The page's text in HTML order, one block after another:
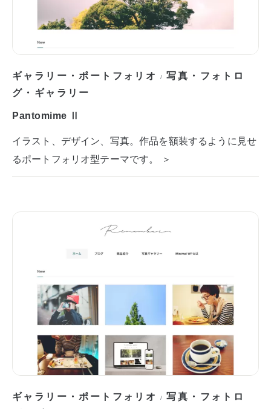
ギャラリー・ポートフォリオ /写真・フォトロ
グ・ギャラリー
Pantomime Ⅱ
イラスト、デザイン、写真。作品を額装するように見せ
るポートフォリオ型テーマです。 ＞
ギャラリー・ポートフォリオ /写真・フォトロ